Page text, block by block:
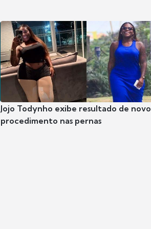
Jojo Todynho exibe resultado de novo
procedimento nas pernas